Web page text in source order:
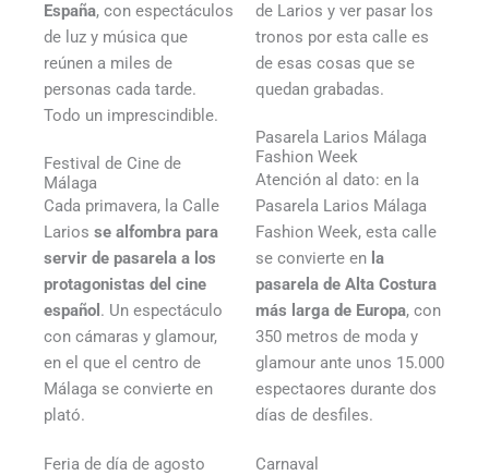
España, con espectáculos
de luz y música que
reúnen a miles de
personas cada tarde.
Todo un imprescindible.
Festival de Cine de
Málaga
Cada primavera, la Calle
Larios se alfombra para
servir de pasarela a los
protagonistas del cine
español . Un espectáculo
con cámaras y glamour,
en el que el centro de
Málaga se convierte en
plató.
Feria de día de agosto
de Larios y ver pasar los
tronos por esta calle es
de esas cosas que se
quedan grabadas.
Pasarela Larios Málaga
Fashion Week
Atención al dato: en la
Pasarela Larios Málaga
Fashion Week, esta calle
se convierte en la
pasarela de Alta Costura
más larga de Europa, con
350 metros de moda y
glamour ante unos 15.000
espectaores durante dos
días de desfiles.
Carnaval